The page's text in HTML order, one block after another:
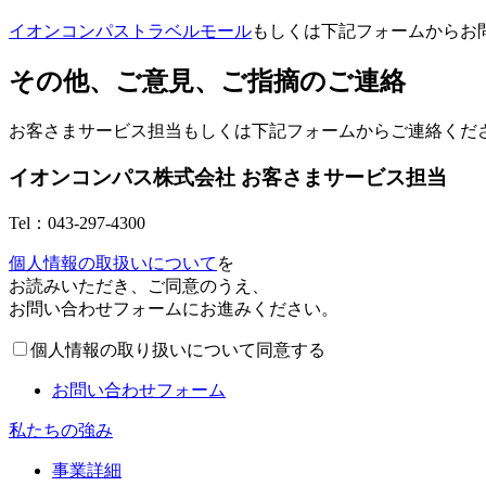
イオンコンパストラベルモールもしくは下記フォームからお
その他、ご意見、ご指摘のご連絡
お客さまサービス担当もしくは下記フォームからご連絡くだ
イオンコンパス株式会社 お客さまサービス担当
Tel：043-297-4300
個人情報の取扱いについて を
お読みいただき、ご同意のうえ、
お問い合わせフォームにお進みください。
個人情報の取り扱いについて同意する
お問い合わせフォーム
私たちの強み
事業詳細